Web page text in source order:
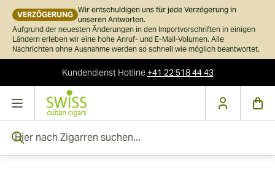
VERZÖGERUNG
Wir entschuldigen uns für jede Verzögerung in
unseren Antworten.
Aufgrund der neuesten Änderungen in den Importvorschriften in einigen
Ländern erleben wir eine hohe Anruf- und E-Mail-Volumen. Alle
Nachrichten ohne Ausnahme werden so schnell wie möglich beantwortet.
KundendienstHotline+41 22 518 44 43
Skip to Content